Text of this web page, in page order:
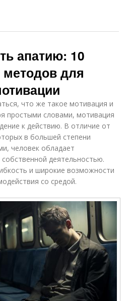
апатию: 10
для
что же такое мотивация и
простыми словами, мотивация
к действию. В отличие от
в большей степени
человек обладает
деятельностью.
и широкие возможности
со средой.